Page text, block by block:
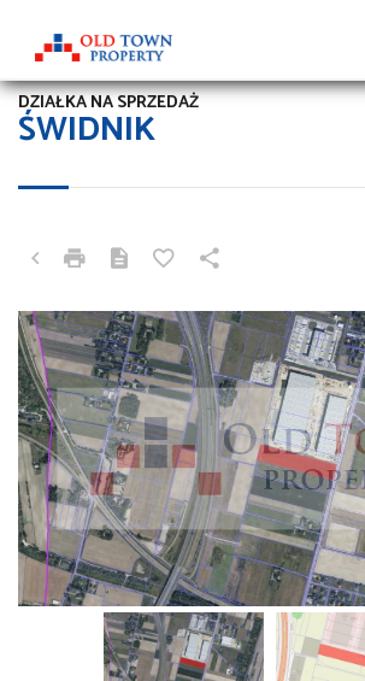
ŚWIDNIK
DZIAŁKA NA SPRZEDAŻ